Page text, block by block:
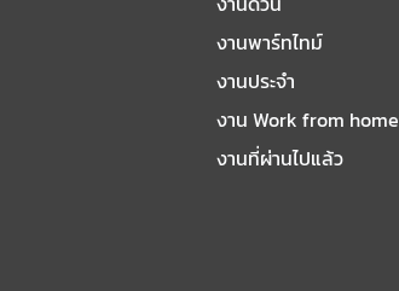
งานพาร์ทไทม์
งานประจำ
งาน Work from home
งานที่ผ่านไปแล้ว